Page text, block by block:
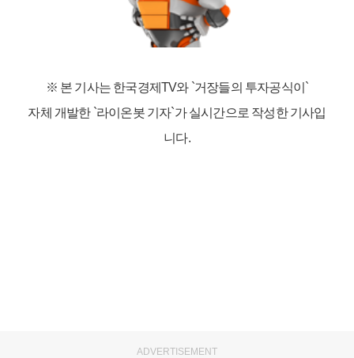
※ 본 기사는 한국경제TV와 `거장들의 투자공식이`
자체 개발한 `라이온봇 기자`가 실시간으로 작성한 기사입
니다.
ADVERTISEMENT